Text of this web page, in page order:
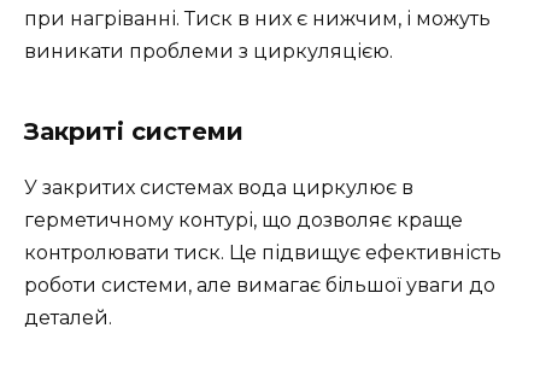
при нагріванні. Тиск в них є нижчим, і можуть
виникати проблеми з циркуляцією.
Закриті системи
У закритих системах вода циркулює в
герметичному контурі, що дозволяє краще
контролювати тиск. Це підвищує ефективність
роботи системи, але вимагає більшої уваги до
деталей.